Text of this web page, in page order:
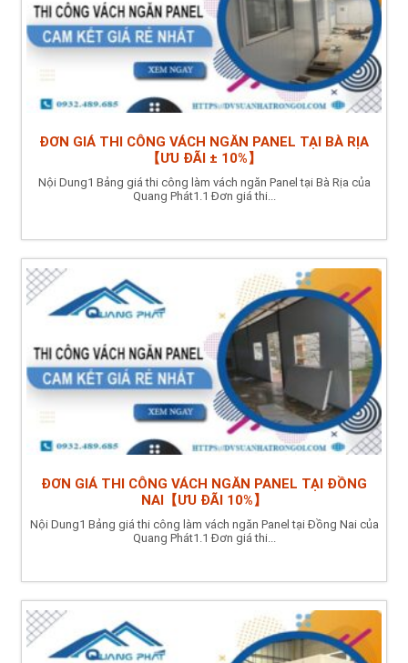
ĐƠN GIÁ THI CÔNG VÁCH NGĂN PANEL TẠI BÀ RỊA
【ƯU ĐÃI ± 10%】
Nội Dung1 Bảng giá thi công làm vách ngăn Panel tại Bà Rịa của
Quang Phát1.1 Đơn giá thi...
ĐƠN GIÁ THI CÔNG VÁCH NGĂN PANEL TẠI ĐỒNG
NAI【ƯU ĐÃI 10%】
Nội Dung1 Bảng giá thi công làm vách ngăn Panel tại Đồng Nai của
Quang Phát1.1 Đơn giá thi...